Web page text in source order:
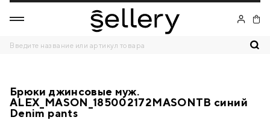
Брюки джинсовые муж.
ALEX_MASON_185002172MASONTB синий
Denim pants